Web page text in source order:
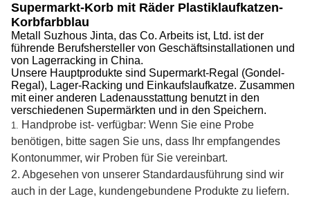
Supermarkt-Korb mit Räder Plastiklaufkatzen-
Korbfarbblau
Metall Suzhous Jinta, das Co. Arbeits ist, Ltd. ist der
führende Berufshersteller von Geschäftsinstallationen und
von Lagerracking in China.
Unsere Hauptprodukte sind Supermarkt-Regal (Gondel-
Regal), Lager-Racking und Einkaufslaufkatze. Zusammen
mit einer anderen Ladenausstattung benutzt in den
verschiedenen Supermärkten und in den Speichern.
1. Handprobe ist- verfügbar: Wenn Sie eine Probe
benötigen, bitte sagen Sie uns, dass Ihr empfangendes
Kontonummer, wir Proben für Sie vereinbart.
2. Abgesehen von unserer Standardausführung sind wir
auch in der Lage, kundengebundene Produkte zu liefern.